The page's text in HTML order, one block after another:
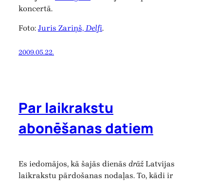
koncertā.
Foto: Juris Zariņš, Delfi.
2009.05.22.
Par laikrakstu
abonēšanas datiem
Es iedomājos, kā šajās dienās drāž Latvijas
laikrakstu pārdošanas nodaļas. To, kādi ir